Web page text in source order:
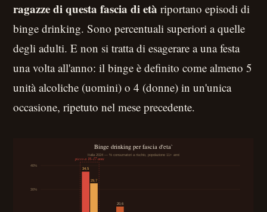
ragazze di questa fascia di età riportano episodi di
binge drinking. Sono percentuali superiori a quelle
degli adulti. E non si tratta di esagerare a una festa
una volta all'anno: il binge è definito come almeno 5
unità alcoliche (uomini) o 4 (donne) in un'unica
occasione, ripetuto nel mese precedente.